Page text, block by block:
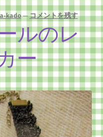
kado—コメントを残す
ルのレ
ー